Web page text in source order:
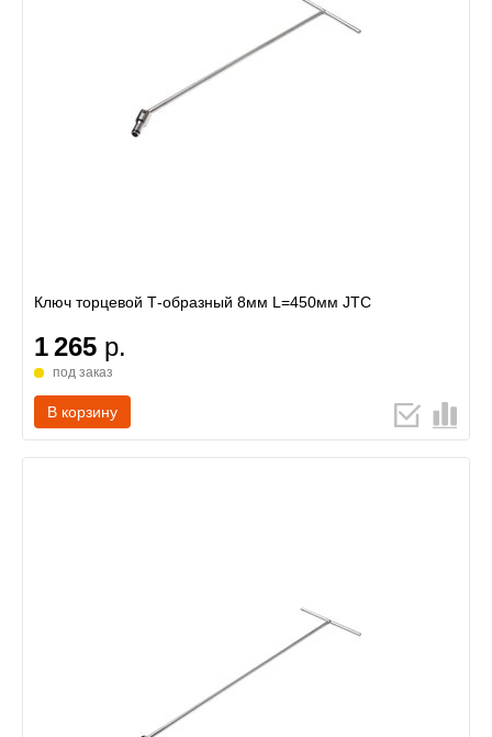
Ключ торцевой Т-образный 8мм L=450мм JTC
1 265 р.
под заказ
В корзину